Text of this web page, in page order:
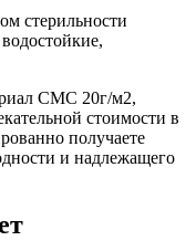
стерильности
СМС 20г/м2,
стоимости в
получаете
и надлежащего